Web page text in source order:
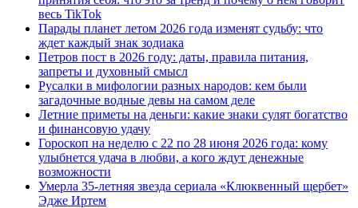
весь TikTok
Парады планет летом 2026 года изменят судьбу: что
ждет каждый знак зодиака
Петров пост в 2026 году: даты, правила питания,
запреты и духовный смысл
Русалки в мифологии разных народов: кем были
загадочные водные девы на самом деле
Летние приметы на деньги: какие знаки сулят богатство
и финансовую удачу
Гороскоп на неделю с 22 по 28 июня 2026 года: кому
улыбнется удача в любви, а кого ждут денежные
возможности
Умерла 35-летняя звезда сериала «Клюквенный щербет»
Эдже Иртем